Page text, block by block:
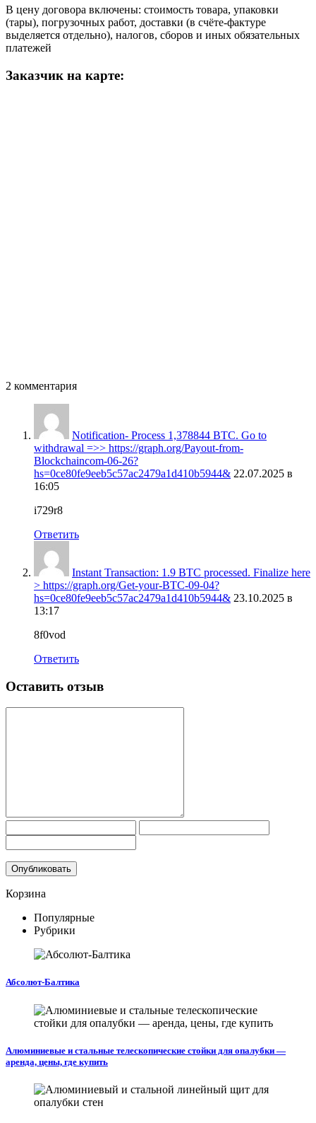
В цену договора включены: стоимость товара, упаковки
(тары), погрузочных работ, доставки (в счёте-фактуре
выделяется отдельно), налогов, сборов и иных обязательных
платежей
Заказчик на карте:
2 комментария
Notification- Process 1,378844 BTC. Go to
withdrawal =>> https://graph.org/Payout-from-
Blockchaincom-06-26?
hs=0ce80fe9eeb5c57ac2479a1d410b5944& 22.07.2025 в
16:05
i729r8
Ответить
Instant Transaction: 1.9 BTC processed. Finalize here
> https://graph.org/Get-your-BTC-09-04?
hs=0ce80fe9eeb5c57ac2479a1d410b5944& 23.10.2025 в
13:17
8f0vod
Ответить
Оставить отзыв
Корзина
Популярные
Рубрики
Абсолют-Балтика
Алюминиевые и стальные телескопические стойки для опалубки —
аренда, цены, где купить